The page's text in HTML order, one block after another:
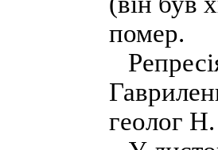
помер.
геолог Н.